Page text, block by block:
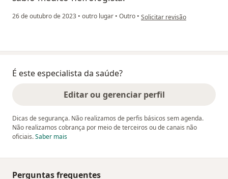
26 de outubro de 2023 • outro lugar • Outro • na opinião do utilizador Maria
Solicitar revisão
É este especialista da saúde?
Editar ou gerenciar perfil
Dicas de segurança. Não realizamos de perfis básicos sem agenda.
Não realizamos cobrança por meio de terceiros ou de canais não
oficiais.Saber mais
Perguntas frequentes